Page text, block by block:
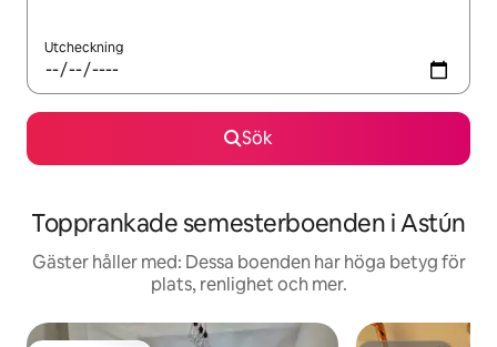
Utcheckning
Sök
Topprankade semesterboenden i Astún
Gäster håller med: Dessa boenden har höga betyg för
plats, renlighet och mer.